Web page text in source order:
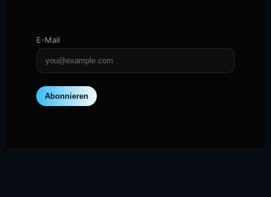
E-Mail
Abonnieren